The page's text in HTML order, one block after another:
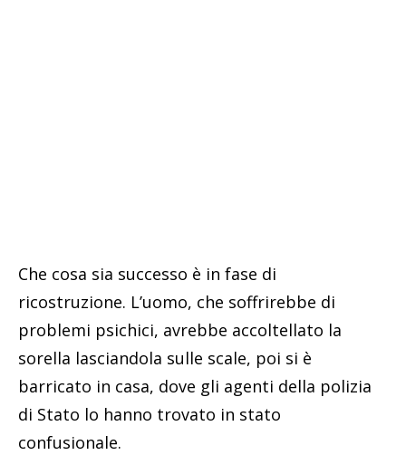
Che cosa sia successo è in fase di
ricostruzione. L’uomo, che soffrirebbe di
problemi psichici, avrebbe accoltellato la
sorella lasciandola sulle scale, poi si è
barricato in casa, dove gli agenti della polizia
di Stato lo hanno trovato in stato
confusionale.